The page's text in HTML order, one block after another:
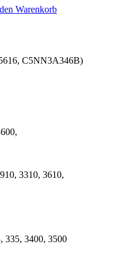
Warenkorb
C5NN3A346B)
3310, 3610,
335, 3400, 3500